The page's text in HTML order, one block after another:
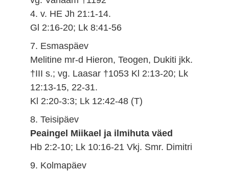
4. v. HE Jh 21:1-14.
Gl 2:16-20; Lk 8:41-56
7. Esmaspäev
Melitine mr-d Hieron, Teogen, Dukiti jkk.
†III s.; vg. Laasar †1053 Kl 2:13-20; Lk
12:13-15, 22-31.
Kl 2:20-3:3; Lk 12:42-48 (T)
8. Teisipäev
Peaingel Miikael ja ilmihuta väed
Hb 2:2-10; Lk 10:16-21 Vkj. Smr. Dimitri
9. Kolmapäev